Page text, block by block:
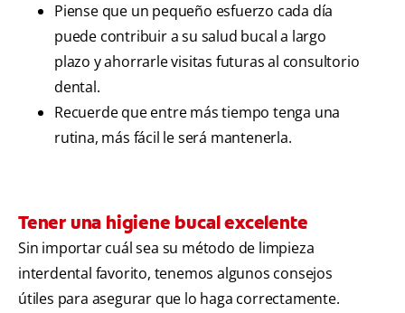
Piense que un pequeño esfuerzo cada día
puede contribuir a su salud bucal a largo
plazo y ahorrarle visitas futuras al consultorio
dental.
Recuerde que entre más tiempo tenga una
rutina, más fácil le será mantenerla.
Tener una higiene bucal excelente
Sin importar cuál sea su método de limpieza
interdental favorito, tenemos algunos consejos
útiles para asegurar que lo haga correctamente.